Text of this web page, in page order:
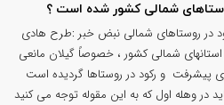
شمالی کشور شده است ؟
در روستاهای شمالی نبض خبر :طرح هادی
استانهای شمالی کشور ، خصوصاً گیلان مانعی
پیشرفت و رکود در روستاها گردیده است
در وهله اول که به این مقوله توجه می کنید